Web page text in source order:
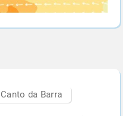
da Barra